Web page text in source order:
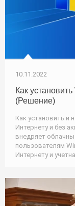
10.11.2022
Как
(Решение)
Как установить и
Интернету и без
внедряет
пользователям
Интернету и